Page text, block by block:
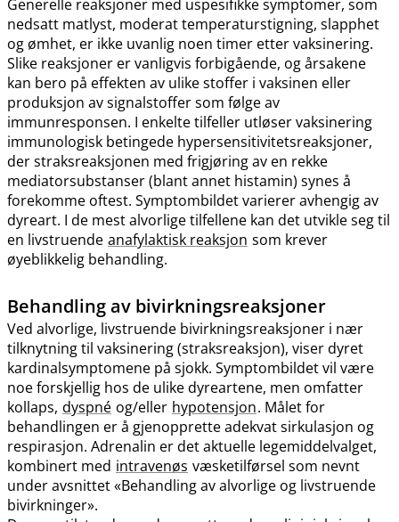
Generelle reaksjoner med uspesifikke symptomer, som
nedsatt matlyst, moderat temperaturstigning, slapphet
og ømhet, er ikke uvanlig noen timer etter vaksinering.
Slike reaksjoner er vanligvis forbigående, og årsakene
kan bero på effekten av ulike stoffer i vaksinen eller
produksjon av signalstoffer som følge av
immunresponsen. I enkelte tilfeller utløser vaksinering
immunologisk betingede hypersensitivitetsreaksjoner,
der straksreaksjonen med frigjøring av en rekke
mediatorsubstanser (blant annet histamin) synes å
forekomme oftest. Symptombildet varierer avhengig av
dyreart. I de mest alvorlige tilfellene kan det utvikle seg til
en livstruende anafylaktisk reaksjon som krever
øyeblikkelig behandling.
Behandling av bivirkningsreaksjoner
Ved alvorlige, livstruende bivirkningsreaksjoner i nær
tilknytning til vaksinering (straksreaksjon), viser dyret
kardinalsymptomene på sjokk. Symptombildet vil være
noe forskjellig hos de ulike dyreartene, men omfatter
kollaps, dyspné og​/​eller hypotensjon. Målet for
behandlingen er å gjenopprette adekvat sirkulasjon og
respirasjon. Adrenalin er det aktuelle legemiddelvalget,
kombinert med intravenøs væsketilførsel som nevnt
under avsnittet «Behandling av alvorlige og livstruende
bivirkninger».